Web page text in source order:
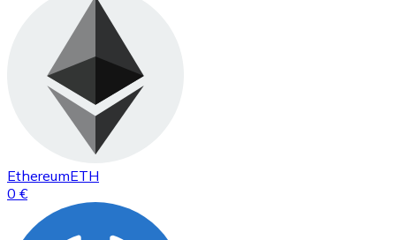
EthereumETH
0 €